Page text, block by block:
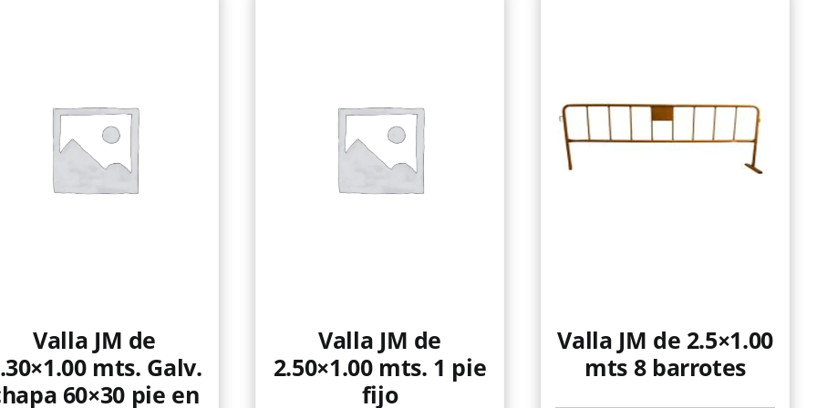
Valla JM de
mts. Galv.
60×30 pie en
Valla JM de
2.50×1.00 mts. 1 pie
fijo
Valla JM de 2.5×1.00
mts 8 barrotes